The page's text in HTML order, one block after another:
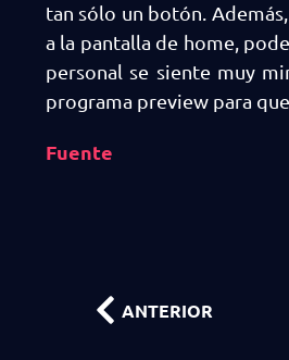
tan sólo un botón.
a la pantalla de home,
personal se siente muy
programa preview para
Fuente
ANTERIOR